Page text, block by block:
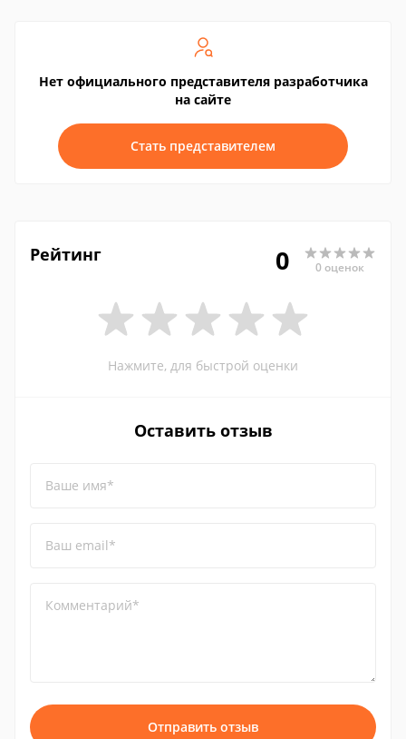
Нет официального представителя разработчика
на сайте
Стать представителем
Рейтинг 0 0 оценок
Нажмите, для быстрой оценки
Оставить отзыв
Ваше имя*
Ваш email*
Комментарий*
Отправить отзыв